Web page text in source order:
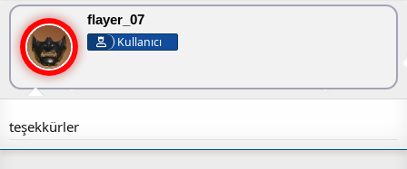
flayer_07
Kullanıcı
teşekkürler